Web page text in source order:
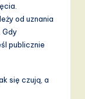
od uznania
Gdy
publicznie
się czują, a